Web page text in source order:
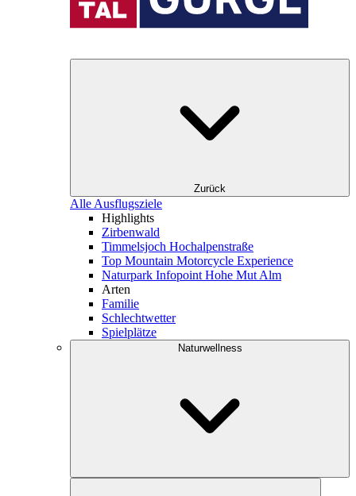
Zurück
Alle Ausflugsziele
Highlights
Zirbenwald
Timmelsjoch Hochalpenstraße
Top Mountain Motorcycle Experience
Naturpark Infopoint Hohe Mut Alm
Arten
Familie
Schlechtwetter
Spielplätze
Naturwellness